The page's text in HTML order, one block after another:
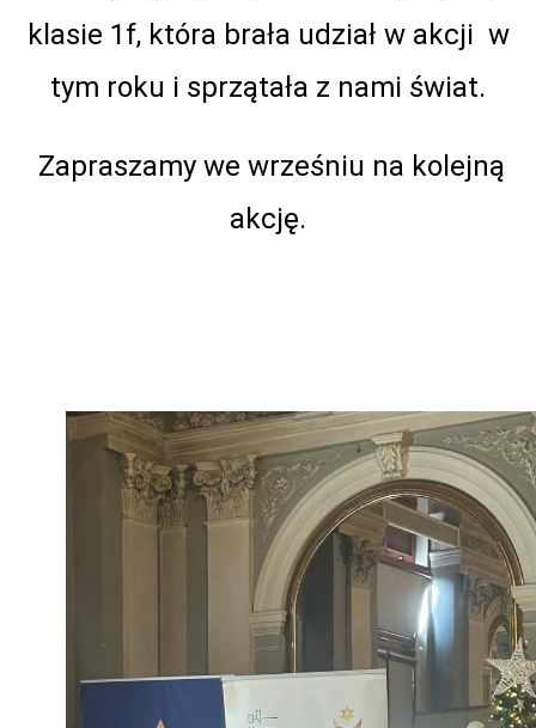
klasie 1f, która brała udział w akcji w
tym roku i sprzątała z nami świat.
Zapraszamy we wrześniu na kolejną
akcję.